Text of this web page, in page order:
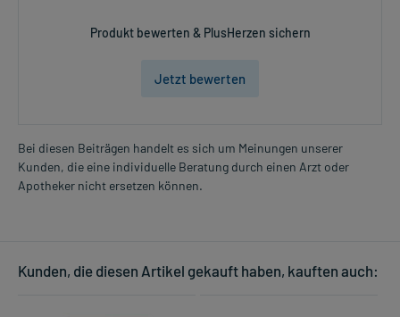
Produkt bewerten & PlusHerzen sichern
Jetzt bewerten
Bei diesen Beiträgen handelt es sich um Meinungen unserer
Kunden, die eine individuelle Beratung durch einen Arzt oder
Apotheker nicht ersetzen können.
Kunden, die diesen Artikel gekauft haben, kauften auch: